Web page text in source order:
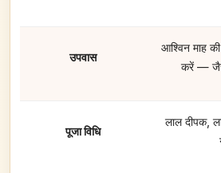
उपवास
आश्विन माह
करें — जैसे
पूजा विधि
लाल दीपक,